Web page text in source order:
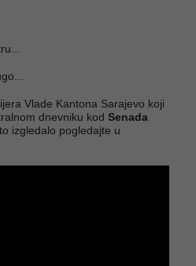
Vlade Kantona Sarajevo koji
dnevniku kod Senada
to izgledalo pogledajte u